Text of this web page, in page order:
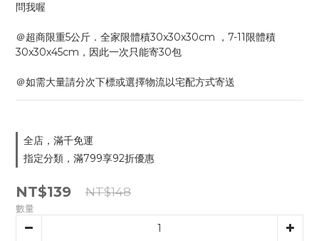
問我喔
＠超商限重5公斤．全家限體積30x30x30cm ，7-11限體積
30x30x45cm，因此一次只能寄30包
＠如需大量請分次下標或選擇物流以宅配方式寄送
全店，滿千免運
指定分類，滿799享92折優惠
NT$139 NT$148
數量